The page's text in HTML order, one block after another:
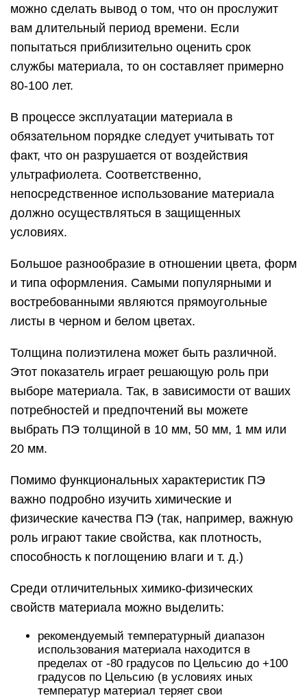
можно сделать вывод о том, что он прослужит
вам длительный период времени. Если
попытаться приблизительно оценить срок
службы материала, то он составляет примерно
80-100 лет.
В процессе эксплуатации материала в
обязательном порядке следует учитывать тот
факт, что он разрушается от воздействия
ультрафиолета. Соответственно,
непосредственное использование материала
должно осуществляться в защищенных
условиях.
Большое разнообразие в отношении цвета, форм
и типа оформления. Самыми популярными и
востребованными являются прямоугольные
листы в черном и белом цветах.
Толщина полиэтилена может быть различной.
Этот показатель играет решающую роль при
выборе материала. Так, в зависимости от ваших
потребностей и предпочтений вы можете
выбрать ПЭ толщиной в 10 мм, 50 мм, 1 мм или
20 мм.
Помимо функциональных характеристик ПЭ
важно подробно изучить химические и
физические качества ПЭ (так, например, важную
роль играют такие свойства, как плотность,
способность к поглощению влаги и т. д.)
Среди отличительных химико-физических
свойств материала можно выделить:
рекомендуемый температурный диапазон
использования материала находится в
пределах от -80 градусов по Цельсию до +100
градусов по Цельсию (в условиях иных
температур материал теряет свои